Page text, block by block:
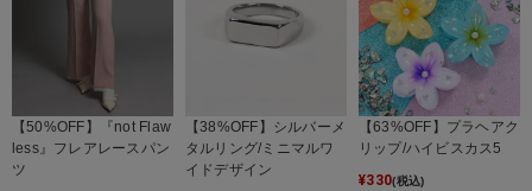
【50%OFF】『not Flaw
less』フレアレースパン
ツ
【38%OFF】シルバーメ
タルリング/ミニマルワ
イドデザイン
【63%OFF】プラヘアク
リップ/ハイビスカス5
¥330(税込)